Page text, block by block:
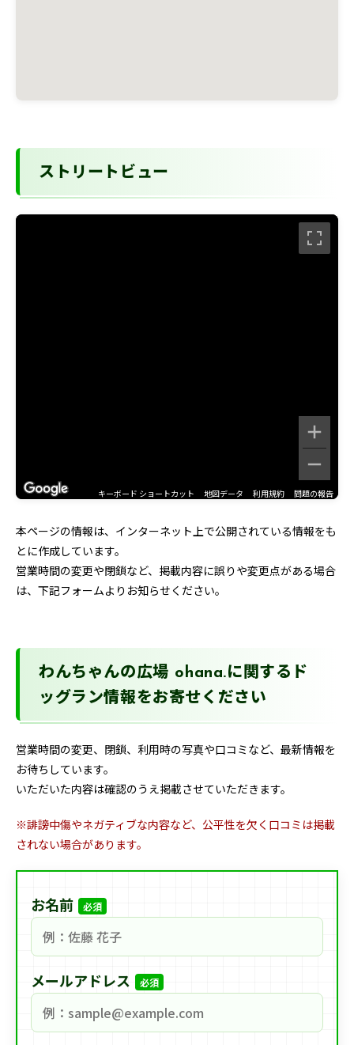
ストリートビュー
キーボード ショートカット 地図データ 利用規約 問題の報告
本ページの情報は、インターネット上で公開されている情報をも
とに作成しています。
営業時間の変更や閉鎖など、掲載内容に誤りや変更点がある場合
は、下記フォームよりお知らせください。
わんちゃんの広場 ohana.に関するド
ッグラン情報をお寄せください
営業時間の変更、閉鎖、利用時の写真や口コミなど、最新情報を
お待ちしています。
いただいた内容は確認のうえ掲載させていただきます。
※誹謗中傷やネガティブな内容など、公平性を欠く口コミは掲載
されない場合があります。
お名前 必須
メールアドレス 必須